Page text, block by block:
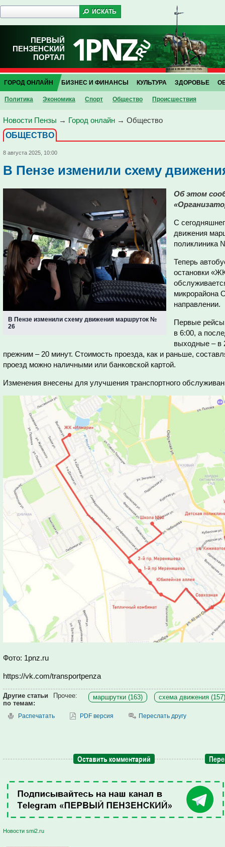
ПЕРВЫЙ
ПЕНЗЕНСКИЙ
ПОРТАЛ
ГОРОД ОНЛАЙН
Политика Экономика Спорт Общество Проиcшествия
БИЗНЕС И ФИНАНСЫ КУЛЬТУРА ЗДОРОВЬЕ
Новости Пензы → Город онлайн → Общество
ОБЩЕСТВО
8 августа 2025, 10:00
В Пензе изменили схему
В Пензе изменили схему движения маршруток №
26
Об этом
С
движения
Теперь
остановки
микрорайона
направлении.
Первые
в 6:00, а
выходные – в
прежним – 20 минут. Стоимость проезда, как и раньше,
проезд можно наличными или банковской картой.
Изменения внесены для улучшения транспортного
Фото: 1pnz.ru
https://vk.com/transportpenza
Другие статьи
по темам:
Прочее: маршрутки (163) схема движения (157)
Распечатать PDF версия Переслать другу
Оставить комментарий
Новости smi2.ru